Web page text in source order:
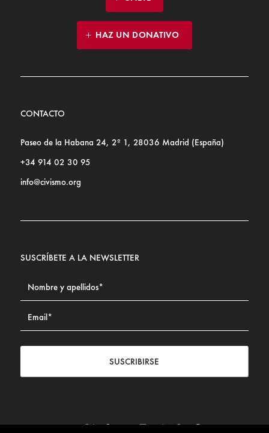
HAZ UN DONATIVO
CONTACTO
Paseo de la Habana 24, 2º 1, 28036 Madrid (España)
+34 914 02 30 95
info@civismo.org
SUSCRÍBETE A LA NEWSLETTER
SUSCRIBIRSE